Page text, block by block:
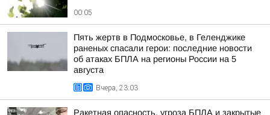
00:05
Пять жертв в Подмосковье, в Геленджике
раненых спасали герои: последние новости
об атаках БПЛА на регионы России на 5
августа
Вчера, 23:03
Ракетная опасность, угроза БПЛА и закрытые